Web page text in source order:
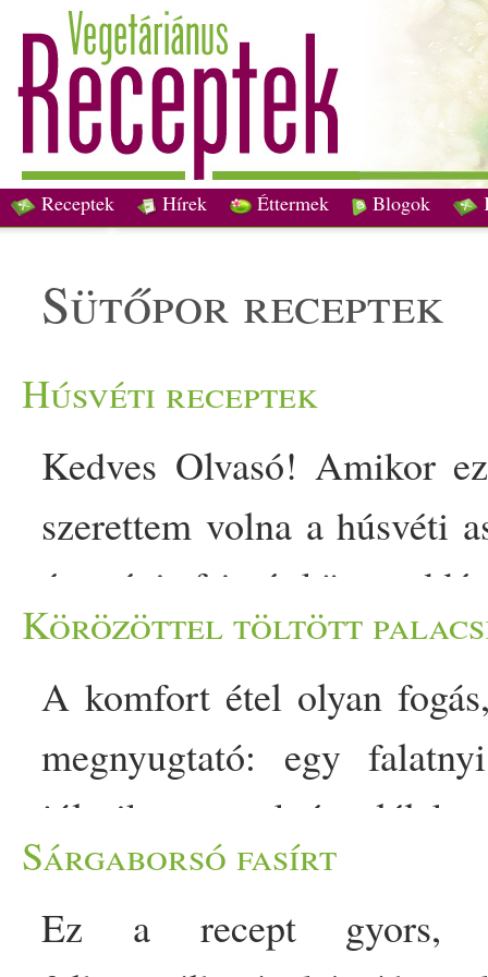
Receptek Hírek Éttermek Blogok
sütőpor receptek
Húsvéti receptek
Kedves Olvasó! Amikor
szerettem volna a húsvéti
és mégis frissé,
olyan fogásokat találsz,
alapanyagai találkoznak a
tőlem ezt a válogatást
illatos és ízekben
Hozzávalók: 9 vékony
felvágott 25 dkg tejszínes
Körözöttel töltött
A komfort étel olyan
megnyugtató: egy
jólesik a testnek és a
napos, ráérős vasárnap
csicseriborsó lisztből.
Sárgaborsó fasírt
Ez a recept gyors,